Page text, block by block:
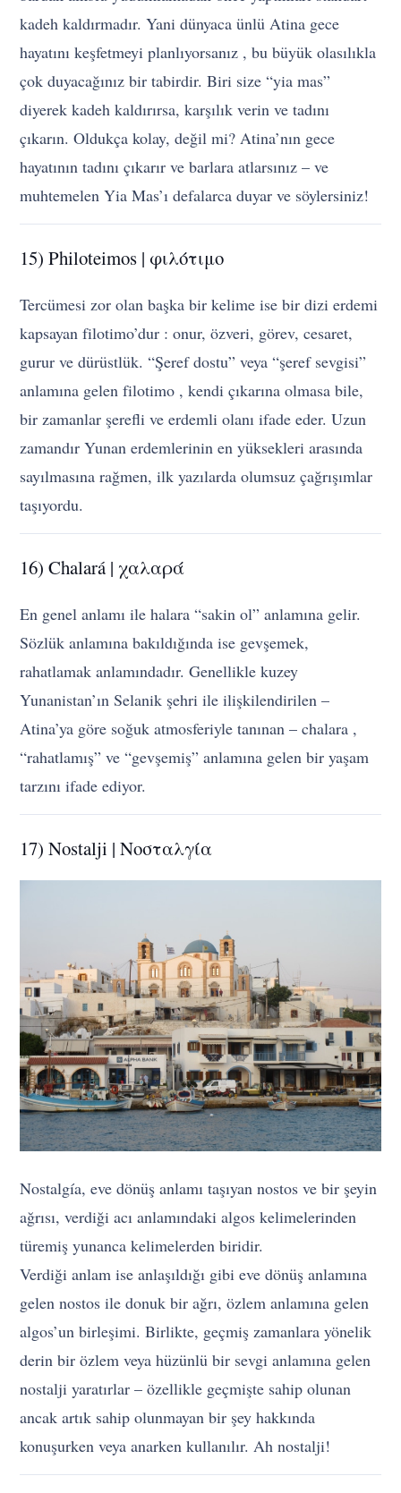
kadeh kaldırmadır. Yani dünyaca ünlü Atina gece
hayatını keşfetmeyi planlıyorsanız , bu büyük olasılıkla
çok duyacağınız bir tabirdir. Biri size “yia mas”
diyerek kadeh kaldırırsa, karşılık verin ve tadını
çıkarın. Oldukça kolay, değil mi? Atina’nın gece
hayatının tadını çıkarır ve barlara atlarsınız – ve
muhtemelen Yia Mas’ı defalarca duyar ve söylersiniz!
15) Philoteimos | φιλότιμο
Tercümesi zor olan başka bir kelime ise bir dizi erdemi
kapsayan filotimo’dur : onur, özveri, görev, cesaret,
gurur ve dürüstlük. “Şeref dostu” veya “şeref sevgisi”
anlamına gelen filotimo , kendi çıkarına olmasa bile,
bir zamanlar şerefli ve erdemli olanı ifade eder. Uzun
zamandır Yunan erdemlerinin en yüksekleri arasında
sayılmasına rağmen, ilk yazılarda olumsuz çağrışımlar
taşıyordu.
16) Chalará | χαλαρά
En genel anlamı ile halara “sakin ol” anlamına gelir.
Sözlük anlamına bakıldığında ise gevşemek,
rahatlamak anlamındadır. Genellikle kuzey
Yunanistan’ın Selanik şehri ile ilişkilendirilen –
Atina’ya göre soğuk atmosferiyle tanınan – chalara ,
“rahatlamış” ve “gevşemiş” anlamına gelen bir yaşam
tarzını ifade ediyor.
17) Nostalji | Νοσταλγία
Nostalgía, eve dönüş anlamı taşıyan nostos ve bir şeyin
ağrısı, verdiği acı anlamındaki algos kelimelerinden
türemiş yunanca kelimelerden biridir.
Verdiği anlam ise anlaşıldığı gibi eve dönüş anlamına
gelen nostos ile donuk bir ağrı, özlem anlamına gelen
algos’un birleşimi. Birlikte, geçmiş zamanlara yönelik
derin bir özlem veya hüzünlü bir sevgi anlamına gelen
nostalji yaratırlar – özellikle geçmişte sahip olunan
ancak artık sahip olunmayan bir şey hakkında
konuşurken veya anarken kullanılır. Ah nostalji!